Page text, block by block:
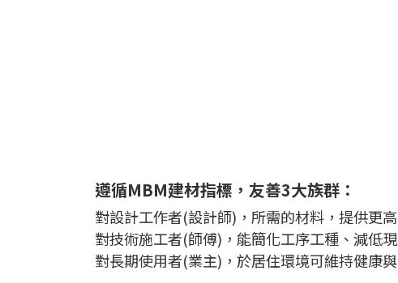
遵循MBM建材指標，友善3大族群：
對設計工作者(設計師)，所需的材料，提供更
對技術施工者(師傅)，能簡化工序工種、減低
對長期使用者(業主)，於居住環境可維持健康